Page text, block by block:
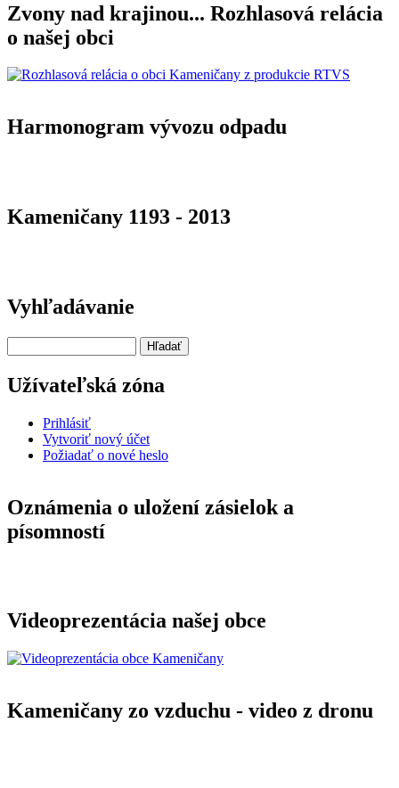
Zvony nad krajinou... Rozhlasová relácia
o našej obci
Harmonogram vývozu odpadu
Kameničany 1193 - 2013
Vyhľadávanie
Užívateľská zóna
Prihlásiť
Vytvoriť nový účet
Požiadať o nové heslo
Oznámenia o uložení zásielok a
písomností
Videoprezentácia našej obce
Kameničany zo vzduchu - video z dronu